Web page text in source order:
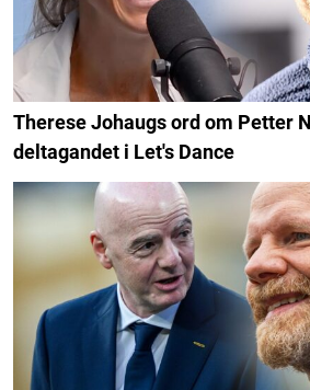
Therese Johaugs ord om Petter
deltagandet i Let's Dance